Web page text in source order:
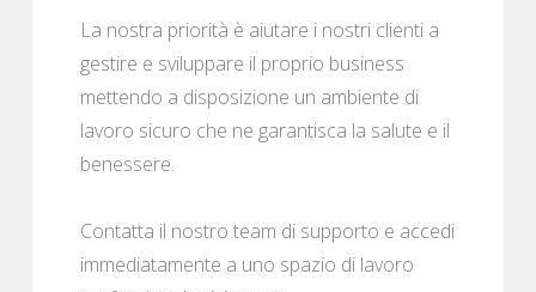
La nostra priorità è aiutare i nostri clienti a
gestire e sviluppare il proprio business
mettendo a disposizione un ambiente di
lavoro sicuro che ne garantisca la salute e il
benessere.
Contatta il nostro team di supporto e accedi
immediatamente a uno spazio di lavoro